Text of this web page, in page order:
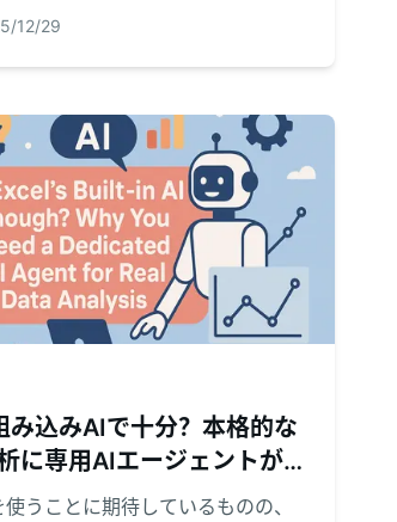
欲しいものを説明するだけで完了
紹介します。
12/29
み込みAIで十分？本格的な
に専用AIエージェントが
うことに期待しているものの、